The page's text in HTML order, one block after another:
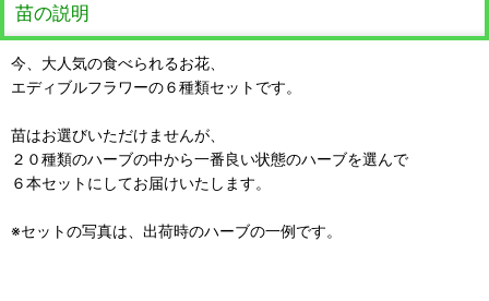
苗の説明
今、大人気の食べられるお花、
エディブルフラワーの６種類セットです。
苗はお選びいただけませんが、
２０種類のハーブの中から一番良い状態のハーブを選んで
６本セットにしてお届けいたします。
※セットの写真は、出荷時のハーブの一例です。